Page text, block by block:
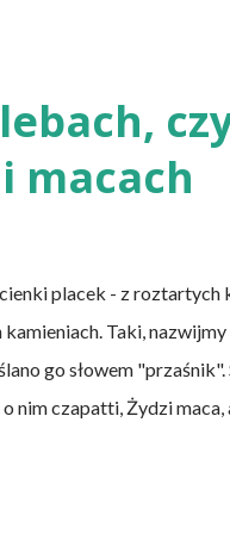
i jajka), osoby po
żołądka lub którym
Inni, w tym np. osoby
macach
placek - z roztartych
Taki,
go słowem
nim czapatti, Żydzi
ani drożdży,